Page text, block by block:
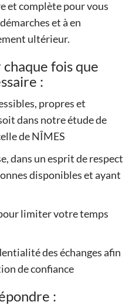
et complète pour vous
et à en
ultérieur.
fois que
:
propres et
dans notre étude de
de NÎMES
dans un esprit de respect
disponibles et ayant
limiter votre temps
des échanges afin
de confiance
: